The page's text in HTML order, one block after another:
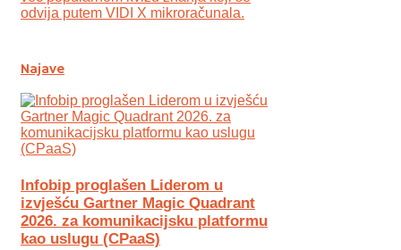
odvija putem VIDI X mikroračunala.
Najave
Infobip proglašen Liderom u
izvješću Gartner Magic Quadrant
2026. za komunikacijsku platformu
kao uslugu (CPaaS)